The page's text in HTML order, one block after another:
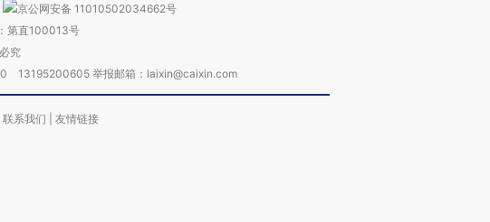
京公网安备 11010502034662号
第直100013号
究
13195200605 举报邮箱：laixin@caixin.com
联系我们 友情链接